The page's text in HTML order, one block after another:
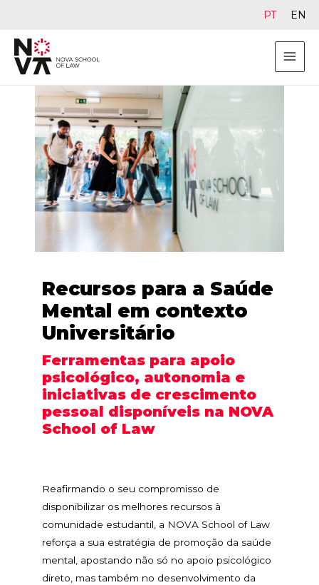
Recursos para a Saúde
Mental em contexto
Universitário
Ferramentas para apoio
psicológico, autonomia e
iniciativas de crescimento
pessoal disponíveis na NOVA
School of Law
Reafirmando o seu compromisso de
disponibilizar os melhores recursos à
comunidade estudantil, a NOVA School of Law
reforça a sua estratégia de promoção da saúde
mental, apostando não só no apoio psicológico
direto, mas também no desenvolvimento da
PT EN